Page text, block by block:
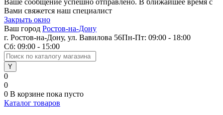
Ваше сообщение успешно отправлено. В ближайшее время с
Вами свяжется наш специалист
Закрыть окно
Ваш город Ростов-на-Дону
г. Ростов-на-Дону, ул. Вавилова 56Пн-Пт: 09:00 - 18:00
Сб: 09:00 - 15:00
0
0
0 В корзине пока пусто
Каталог товаров